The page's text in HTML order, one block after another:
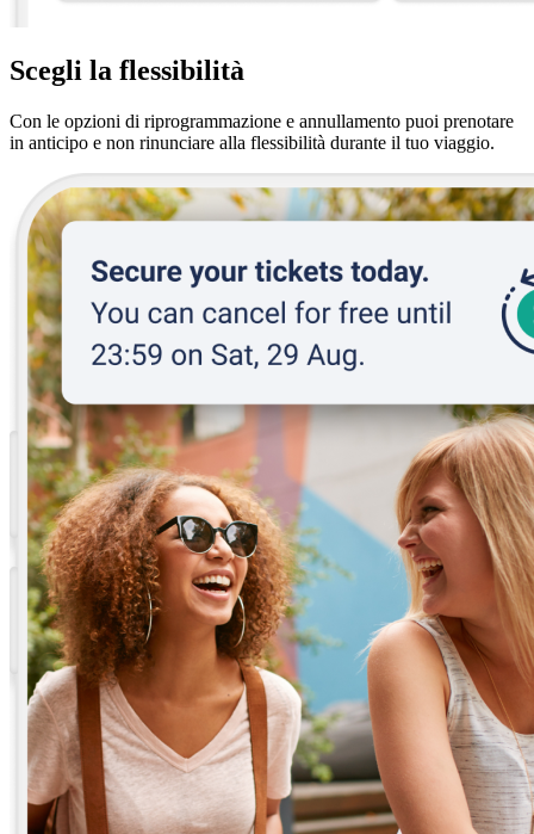
Scegli la flessibilità
Con le opzioni di riprogrammazione e annullamento puoi prenotare
in anticipo e non rinunciare alla flessibilità durante il tuo viaggio.